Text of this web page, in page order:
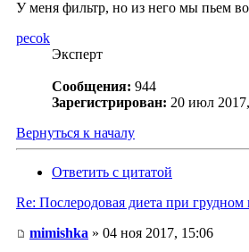
У меня фильтр, но из него мы пьем
pecok
Эксперт
Сообщения: 944
Зарегистрирован: 20 июл
Вернуться к началу
Ответить с цитатой
Re: Послеродовая диета при
mimishka » 04 ноя 2017, 15:06